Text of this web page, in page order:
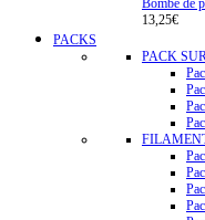
Bombe de
13,25€
PACKS
PACK